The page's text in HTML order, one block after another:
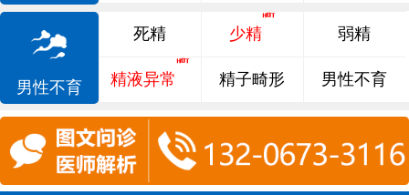
男性不育
死精 少精 弱精
精液异常 精子畸形 男性不育